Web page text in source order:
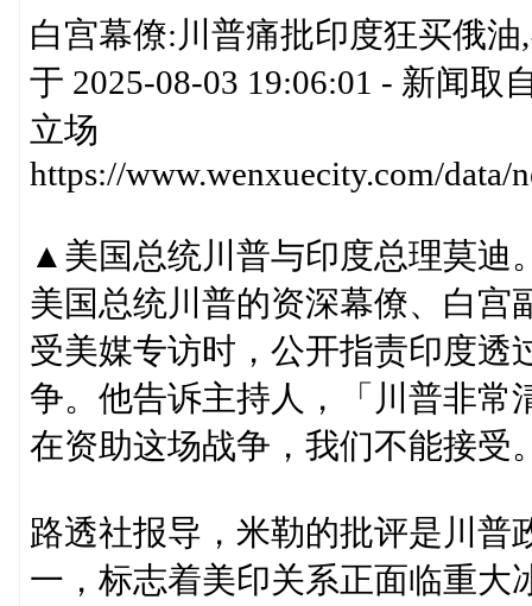
白宫幕僚:川普痛批印度狂买俄
于 2025-08-03 19:06:01 - 新闻
立场
https://www.wenxuecity.com/data/
▲美国总统川普与印度总理莫迪
美国总统川普的资深幕僚、白宫
受美媒专访时，公开指责印度透
争。他告诉主持人，「川普非常
在资助这场战争，我们不能接受
路透社报导，米勒的批评是川普
一，标志着美印关系正面临重大